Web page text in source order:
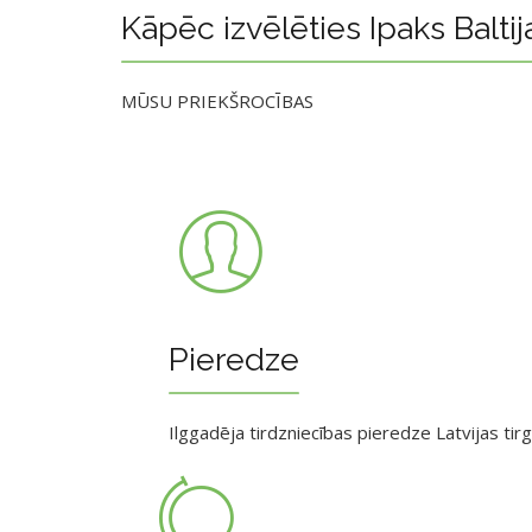
Kāpēc izvēlēties Ipaks
MŪSU PRIEKŠROCĪBAS
Pieredze
Ilggadēja tirdzniecības pieredze Latvijas